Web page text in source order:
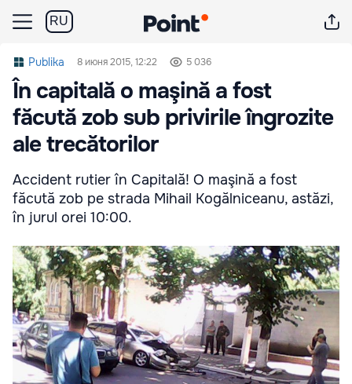
RU
Publika 8 июня 2015, 12:22 5 036
În capitală o maşină a fost
făcută zob sub privirile îngrozite
ale trecătorilor
Accident rutier în Capitală! O maşină a fost
făcută zob pe strada Mihail Kogălniceanu, astăzi,
în jurul orei 10:00.